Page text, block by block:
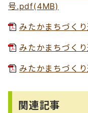
号.pdf(4MB)
みたかまちづく
みたかまちづく
みたかまちづく
関連記事